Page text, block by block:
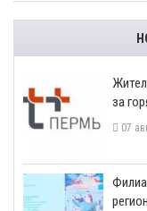
за
07